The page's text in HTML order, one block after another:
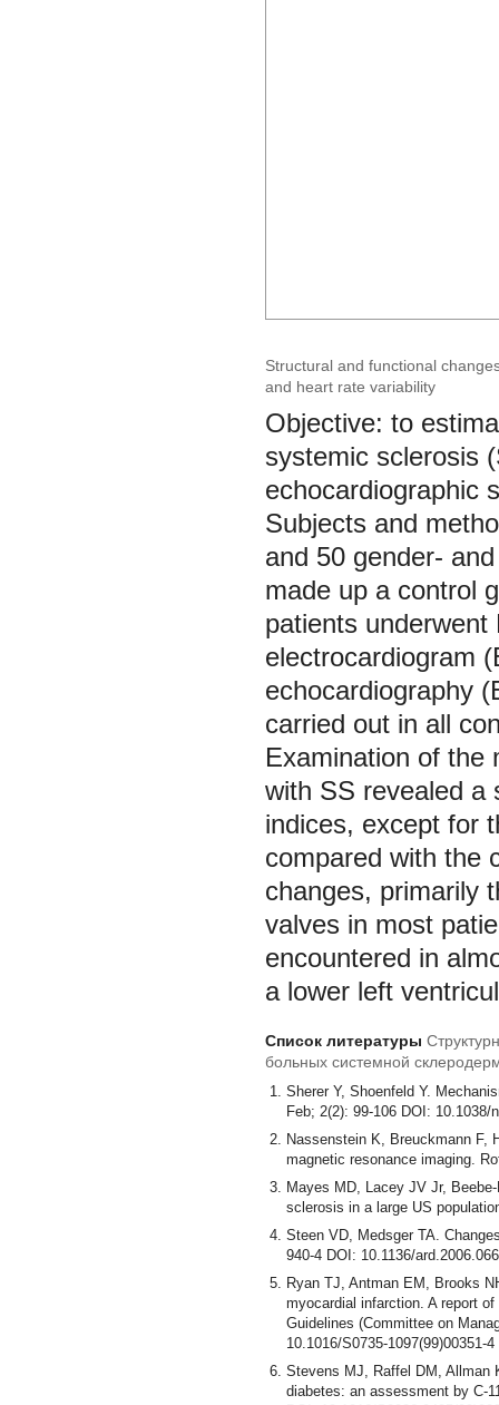
Structural and functional
and heart rate variability
Objective: to
systemic sclerosis
echocardiographic
Subjects and
and 50 gender-
made up a control
patients
electrocardiogram
echocardiography
carried out in all
Examination of the
with SS revealed a
indices, except for
compared with the
changes, primarily
valves in most
encountered in
a lower left
Список литературы
больных системной
Sherer Y, Shoenfeld Y.
Feb; 2(2): 99-106 DOI: 10.1038/
Nassenstein K, Breuckmann F,
magnetic resonance imaging.
Mayes MD, Lacey JV Jr,
sclerosis in a large US
Steen VD, Medsger TA.
940-4 DOI: 10.1136/
Ryan TJ, Antman EM, Brooks
myocardial infarction. A report
Guidelines (Committee on
10.1016/S0735-1097(99)00351-4
Stevens MJ, Raffel DM, Allman
diabetes: an assessment by C-